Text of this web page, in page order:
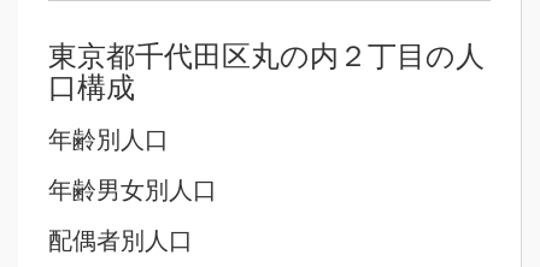
東京都千代田区丸の内２丁目の人
口構成
年齢別人口
年齢男女別人口
配偶者別人口